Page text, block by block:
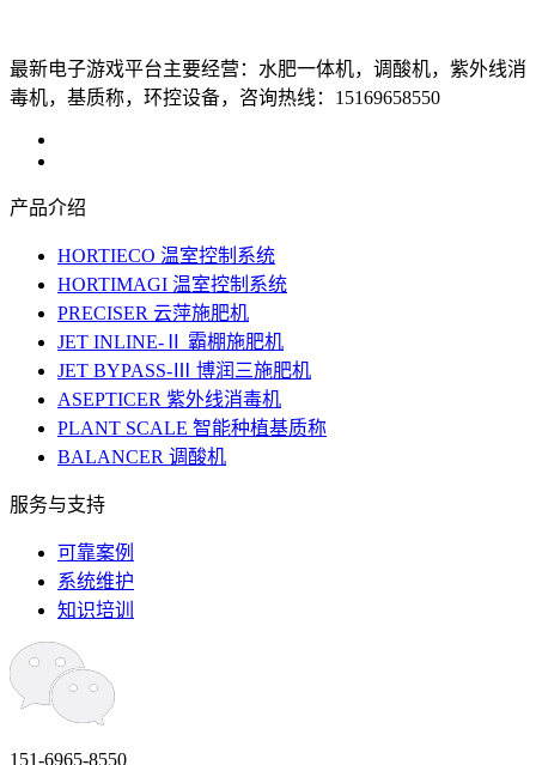
最新电子游戏平台主要经营：水肥一体机，调酸机，紫外线消
毒机，基质称，环控设备，咨询热线：15169658550
产品介绍
HORTIECO 温室控制系统
HORTIMAGI 温室控制系统
PRECISER 云萍施肥机
JET INLINE-Ⅱ 霸棚施肥机
JET BYPASS-Ⅲ 博润三施肥机
ASEPTICER 紫外线消毒机
PLANT SCALE 智能种植基质称
BALANCER 调酸机
服务与支持
可靠案例
系统维护
知识培训
151-6965-8550